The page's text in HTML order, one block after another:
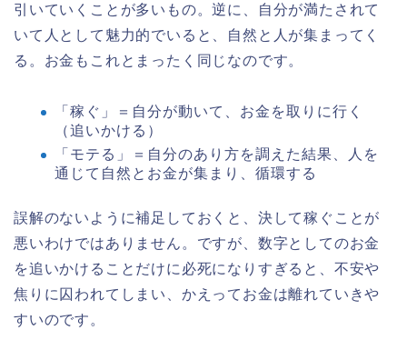
引いていくことが多いもの。逆に、自分が満たされて
いて人として魅力的でいると、自然と人が集まってく
る。お金もこれとまったく同じなのです。
「稼ぐ」＝自分が動いて、お金を取りに行く
（追いかける）
「モテる」＝自分のあり方を調えた結果、人を
通じて自然とお金が集まり、循環する
誤解のないように補足しておくと、決して稼ぐことが
悪いわけではありません。ですが、数字としてのお金
を追いかけることだけに必死になりすぎると、不安や
焦りに囚われてしまい、かえってお金は離れていきや
すいのです。